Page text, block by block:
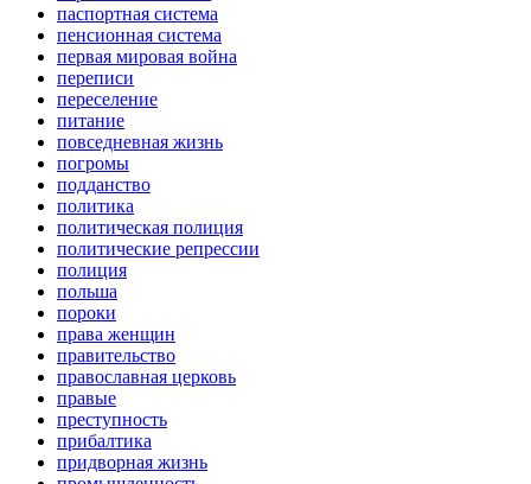
паспортная система
пенсионная система
первая мировая война
переписи
переселение
питание
повседневная жизнь
погромы
подданство
политика
политическая полиция
политические репрессии
полиция
польша
пороки
права женщин
правительство
православная церковь
правые
преступность
прибалтика
придворная жизнь